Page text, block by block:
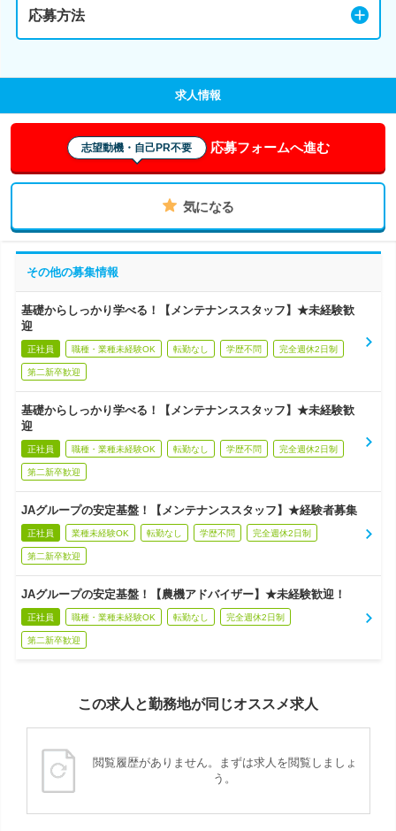
応募方法
求人情報
志望動機・自己PR不要 応募フォームへ進む
気になる
その他の募集情報
基礎からしっかり学べる！【メンテナンススタッフ】★未経験歓
迎
正社員 職種・業種未経験OK 転勤なし 学歴不問 完全週休2日制
第二新卒歓迎
基礎からしっかり学べる！【メンテナンススタッフ】★未経験歓
迎
正社員 職種・業種未経験OK 転勤なし 学歴不問 完全週休2日制
第二新卒歓迎
JAグループの安定基盤！【メンテナンススタッフ】★経験者募集
正社員 業種未経験OK 転勤なし 学歴不問 完全週休2日制
第二新卒歓迎
JAグループの安定基盤！【農機アドバイザー】★未経験歓迎！
正社員 職種・業種未経験OK 転勤なし 完全週休2日制
第二新卒歓迎
この求人と勤務地が同じオススメ求人
閲覧履歴がありません。まずは求人を閲覧しましょ
う。